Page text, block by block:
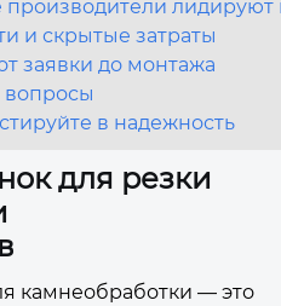
производители
и скрытые затраты
заявки до монтажа
вопросы
в надежность
для резки
камнеобработки — это